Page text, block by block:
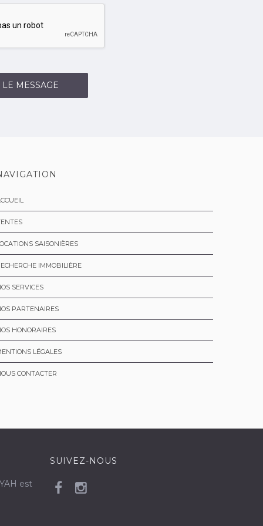
MESSAGE
SAISONIÈRES
IMMOBILIÈRE
SERVICES
PARTENAIRES
HONORAIRES
LÉGALES
CONTACTER
est
SUIVEZ-NOUS